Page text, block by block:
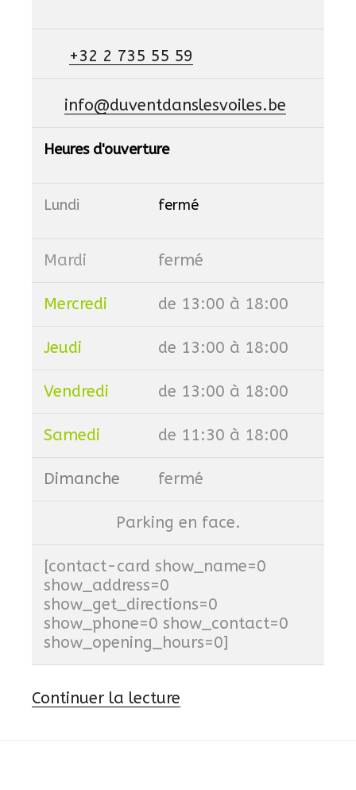
+32 2 735 55 59
info@duventdanslesvoiles.be
Heures d'ouverture
Lundi fermé
Mardi fermé
Mercredi de 13:00 à 18:00
Jeudi de 13:00 à 18:00
Vendredi de 13:00 à 18:00
Samedi de 11:30 à 18:00
Dimanche fermé
Parking en face.
[contact-card show_name=0
show_address=0
show_get_directions=0
show_phone=0 show_contact=0
show_opening_hours=0]
Continuer la lecture